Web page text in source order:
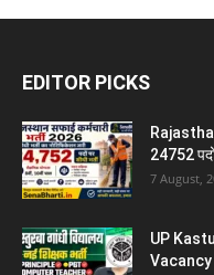
EDITOR PICKS
24752 पदों
7 August,
UP
Vacancy